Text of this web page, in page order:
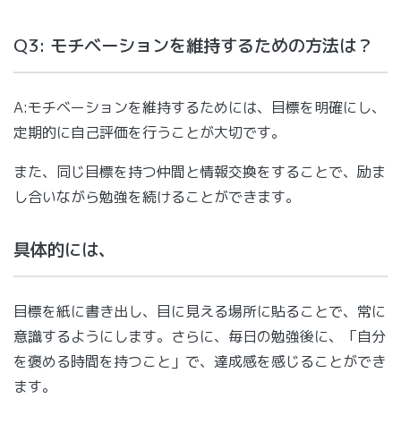
Q3: モチベーションを維持するための方法は？
A:モチベーションを維持するためには、目標を明確にし、
定期的に自己評価を行うことが大切です。
また、同じ目標を持つ仲間と情報交換をすることで、励ま
し合いながら勉強を続けることができます。
具体的には、
目標を紙に書き出し、目に見える場所に貼ることで、常に
意識するようにします。さらに、毎日の勉強後に、「自分
を褒める時間を持つこと」で、達成感を感じることができ
ます。